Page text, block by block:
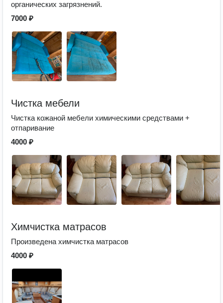
органических загрязнений.
7000 ₽
Чистка мебели
Чистка кожаной мебели химическими средствами +
отпаривание
4000 ₽
Химчистка матрасов
Произведена химчистка матрасов
4000 ₽